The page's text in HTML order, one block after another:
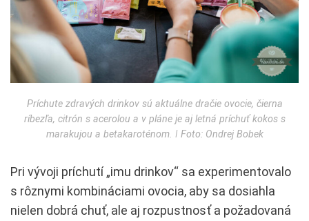
Príchute zdravých drinkov sú aktuálne dračie ovocie, čierna
ríbezľa, citrón s acerolou a v pláne je aj letná príchuť kokos s
marakujou a betakaroténom. ǀ Foto: Ondrej Bobek
Pri vývoji príchutí „imu drinkov“ sa experimentovalo
s rôznymi kombináciami ovocia, aby sa dosiahla
nielen dobrá chuť, ale aj rozpustnosť a požadovaná